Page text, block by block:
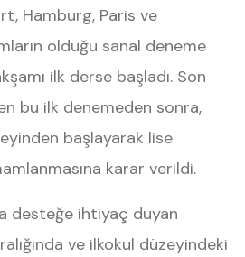
Hamburg, Paris ve
olduğu sanal deneme
ilk derse başladı. Son
bu ilk denemeden sonra,
başlayarak lise
karar verildi.
desteğe ihtiyaç duyan
ve ilkokul düzeyindeki